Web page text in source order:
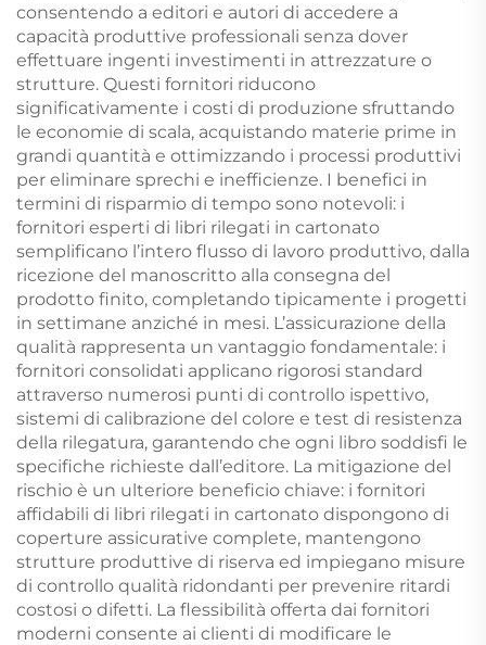
consentendo a editori e autori di accedere a
capacità produttive professionali senza dover
effettuare ingenti investimenti in attrezzature o
strutture. Questi fornitori riducono
significativamente i costi di produzione sfruttando
le economie di scala, acquistando materie prime in
grandi quantità e ottimizzando i processi produttivi
per eliminare sprechi e inefficienze. I benefici in
termini di risparmio di tempo sono notevoli: i
fornitori esperti di libri rilegati in cartonato
semplificano l’intero flusso di lavoro produttivo, dalla
ricezione del manoscritto alla consegna del
prodotto finito, completando tipicamente i progetti
in settimane anziché in mesi. L’assicurazione della
qualità rappresenta un vantaggio fondamentale: i
fornitori consolidati applicano rigorosi standard
attraverso numerosi punti di controllo ispettivo,
sistemi di calibrazione del colore e test di resistenza
della rilegatura, garantendo che ogni libro soddisfi le
specifiche richieste dall’editore. La mitigazione del
rischio è un ulteriore beneficio chiave: i fornitori
affidabili di libri rilegati in cartonato dispongono di
coperture assicurative complete, mantengono
strutture produttive di riserva ed impiegano misure
di controllo qualità ridondanti per prevenire ritardi
costosi o difetti. La flessibilità offerta dai fornitori
moderni consente ai clienti di modificare le